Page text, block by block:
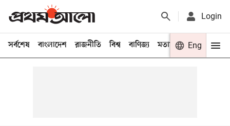
Login
সর্বশেষ বাংলাদেশ রাজনীতি বিশ্ব বাণিজ্য মতামত খেলা
Eng